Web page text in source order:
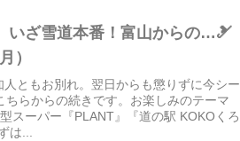
いざ雪道本番！富山からの…🎿
）
ともお別れ。翌日からも懲りずに今シー
ちらからの続きです。お楽しみのテーマ
スーパー『PLANT』『道の駅 KOKOくろ
は...